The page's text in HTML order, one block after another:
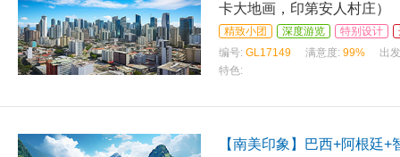
卡大地画，印第安人村庄）
精致小团 深度游览 特别设计
编号: GL17149 满意度: 99%
出
特色:
【南美印象】巴西+阿根廷+